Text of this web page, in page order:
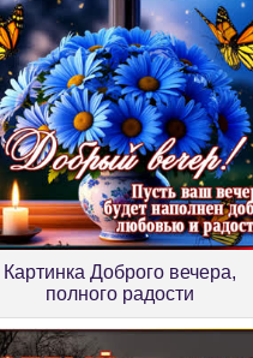
Картинка Доброго вечера,
полного радости